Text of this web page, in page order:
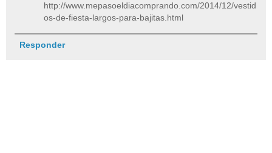
http://www.mepasoeldiacomprando.com/2014/12/vestid
os-de-fiesta-largos-para-bajitas.html
Responder